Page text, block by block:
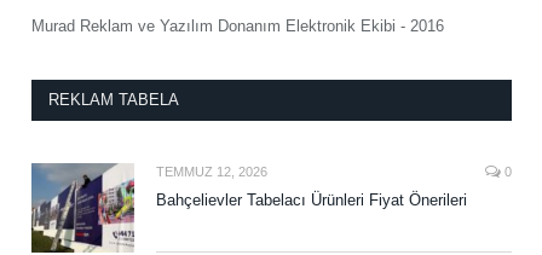
Murad Reklam ve Yazılım Donanım Elektronik Ekibi - 2016
REKLAM TABELA
TEMMUZ 12, 2026 0
Bahçelievler Tabelacı Ürünleri Fiyat Önerileri